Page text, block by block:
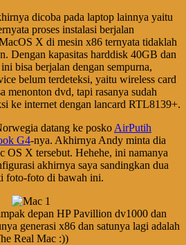
dicoba pada laptop lainnya yaitu
proses instalasi berjalan
X di mesin x86 ternyata tidaklah
Dengan kapasitas harddisk 40GB dan
bisa berjalan dengan sempurna,
belum terdeteksi, yaitu wireless card
menonton dvd, tapi rasanya sudah
ke internet dengan lancard RTL8139+.
datang ke posko AirPutih
G4-nya. Akhirnya Andy minta dia
OS X tersebut. Hehehe, ini namanya
akhirnya saya sandingkan dua
foto-foto di bawah ini.
depan HP Pavillion dv1000 dan
generasi x86 dan satunya lagi adalah
Real Mac :))